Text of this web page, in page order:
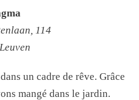
114
un cadre de rêve. Grâce
mangé dans le jardin.